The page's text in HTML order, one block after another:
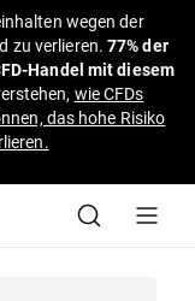
wegen der
zu verlieren.77% der
Handel mit diesem
wie CFDs
das hohe Risiko